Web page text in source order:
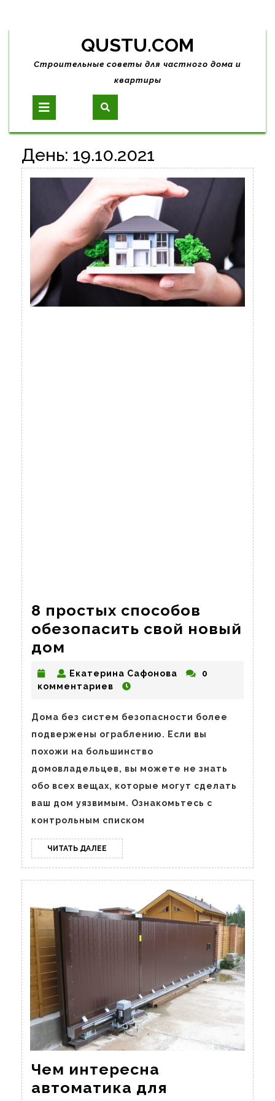
Skip
content
QUSTU.COM
Строительные советы для частного дома и
квартиры
Open
Button
День: 19.10.2021
8 простых способов
обезопасить свой новый
дом
способов
свой
новый
дом
Екатерина Сафонова Екатерина
0
комментариев
Дома без систем безопасности более
подвержены ограблению. Если вы
похожи на большинство
домовладельцев, вы можете не знать
обо всех вещах, которые могут сделать
ваш дом уязвимым. Ознакомьтесь с
контрольным списком
ЧИТАТЬ ДАЛЕЕ ЧИТАТЬ
ДАЛЕЕ
Чем интересна
автоматика для